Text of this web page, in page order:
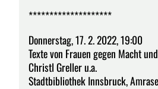
********************
Donnerstag, 17. 2. 2022, 19:00
Texte von Frauen gegen Macht
Christl Greller u.a.
Stadtbibliothek Innsbruck,